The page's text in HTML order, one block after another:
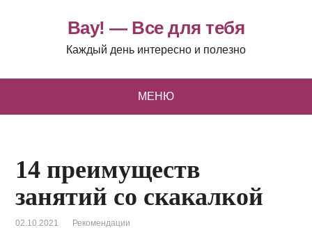
Вау! — Все для тебя
Каждый день интересно и полезно
МЕНЮ
14 преимуществ
занятий со скакалкой
02.10.2021 Рекомендации